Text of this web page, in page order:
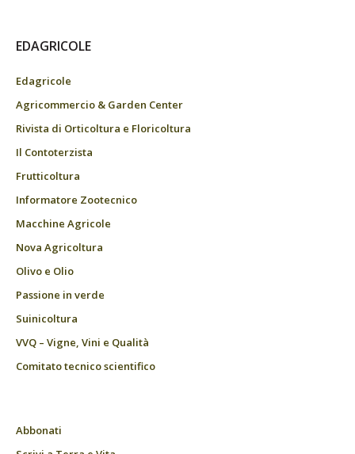
EDAGRICOLE
Edagricole
Agricommercio & Garden Center
Rivista di Orticoltura e Floricoltura
Il Contoterzista
Frutticoltura
Informatore Zootecnico
Macchine Agricole
Nova Agricoltura
Olivo e Olio
Passione in verde
Suinicoltura
VVQ – Vigne, Vini e Qualità
Comitato tecnico scientifico
Abbonati